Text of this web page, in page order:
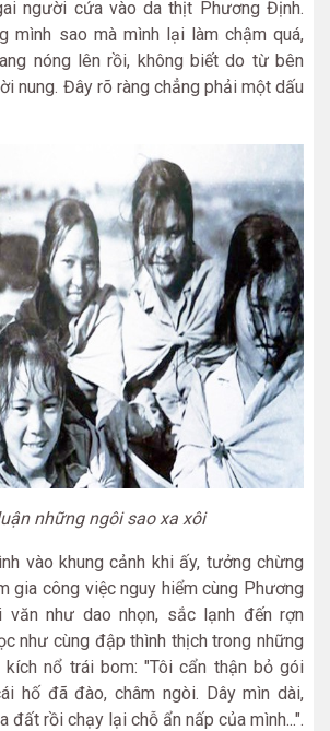
người cứa vào da thịt Phương Định.
mình sao mà mình lại làm chậm quá,
nóng lên rồi, không biết do từ bên
nung. Đây rõ ràng chẳng phải một dấu
những ngôi sao xa xôi
vào khung cảnh khi ấy, tưởng chừng
gia công việc nguy hiểm cùng Phương
như dao nhọn, sắc lạnh đến rợn
như cùng đập thình thịch trong những
kích nổ trái bom: "Tôi cẩn thận bỏ gói
hố đã đào, châm ngòi. Dây mìn dài,
đất rồi chạy lại chỗ ẩn nấp của mình...".